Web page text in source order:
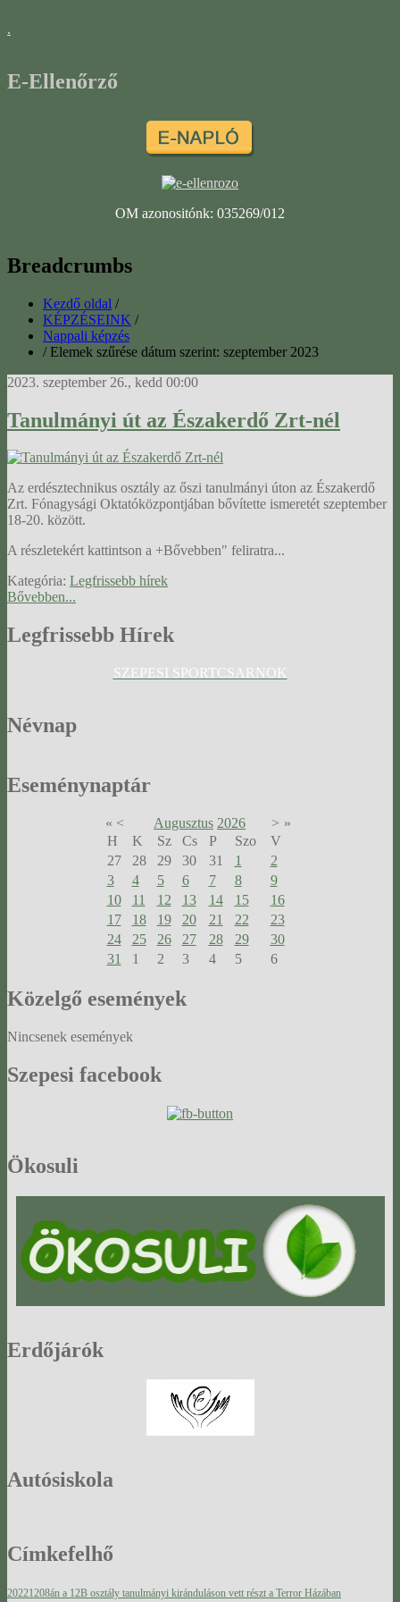
.
E-Ellenőrző
OM azonositónk: 035269/012
Breadcrumbs
Kezdő oldal /
KÉPZÉSEINK /
Nappali képzés
/ Elemek szűrése dátum szerint: szeptember 2023
2023. szeptember 26., kedd 00:00
Tanulmányi út az Északerdő Zrt-nél
Az erdésztechnikus osztály az őszi tanulmányi úton az Északerdő
Zrt. Fónagysági Oktatóközpontjában bővítette ismeretét szeptember
18-20. között.
A részletekért kattintson a +Bővebben" feliratra...
Kategória: Legfrissebb hírek
Bővebben...
Legfrissebb Hírek
SZEPESI SPORTCSARNOK
Névnap
Eseménynaptár
« < Augusztus 2026 > »
H
K Sz Cs P Szo
V
27
28 29 30 31 1
2
3
4 5 6 7 8
9
10
11 12 13 14 15
16
17
18 19 20 21 22
23
24
25 26 27 28 29
30
31
1 2 3 4 5 6
Közelgő események
Nincsenek események
Szepesi facebook
Ökosuli
Erdőjárók
Autósiskola
Címkefelhő
20221208án a 12B osztály tanulmányi kiránduláson vett részt a Terror Házában